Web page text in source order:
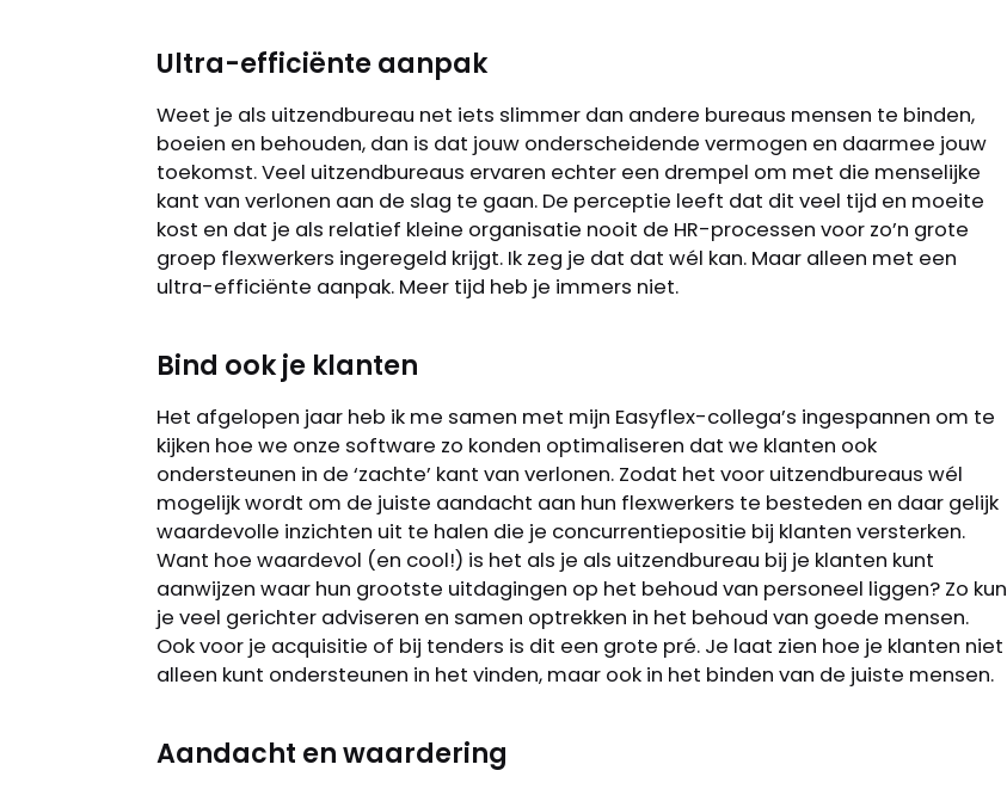
Ultra-efficiënte aanpak
Weet je als uitzendbureau net iets slimmer dan andere bureaus mensen te binden,
boeien en behouden, dan is dat jouw onderscheidende vermogen en daarmee jouw
toekomst. Veel uitzendbureaus ervaren echter een drempel om met die menselijke
kant van verlonen aan de slag te gaan. De perceptie leeft dat dit veel tijd en moeite
kost en dat je als relatief kleine organisatie nooit de HR-processen voor zo’n grote
groep flexwerkers ingeregeld krijgt. Ik zeg je dat dat wél kan. Maar alleen met een
ultra-efficiënte aanpak. Meer tijd heb je immers niet.
Bind ook je klanten
Het afgelopen jaar heb ik me samen met mijn Easyflex-collega’s ingespannen om te
kijken hoe we onze software zo konden optimaliseren dat we klanten ook
ondersteunen in de ‘zachte’ kant van verlonen. Zodat het voor uitzendbureaus wél
mogelijk wordt om de juiste aandacht aan hun flexwerkers te besteden en daar gelijk
waardevolle inzichten uit te halen die je concurrentiepositie bij klanten versterken.
Want hoe waardevol (en cool!) is het als je als uitzendbureau bij je klanten kunt
aanwijzen waar hun grootste uitdagingen op het behoud van personeel liggen? Zo kun
je veel gerichter adviseren en samen optrekken in het behoud van goede mensen.
Ook voor je acquisitie of bij tenders is dit een grote pré. Je laat zien hoe je klanten niet
alleen kunt ondersteunen in het vinden, maar ook in het binden van de juiste mensen.
Aandacht en waardering